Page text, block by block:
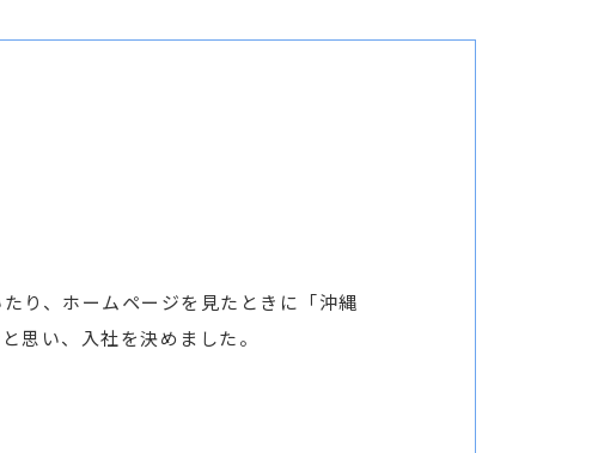
り、ホームページを見たときに「沖縄
思い、入社を決めました。